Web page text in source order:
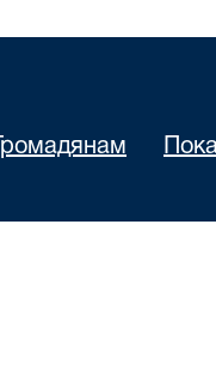
Громадянам